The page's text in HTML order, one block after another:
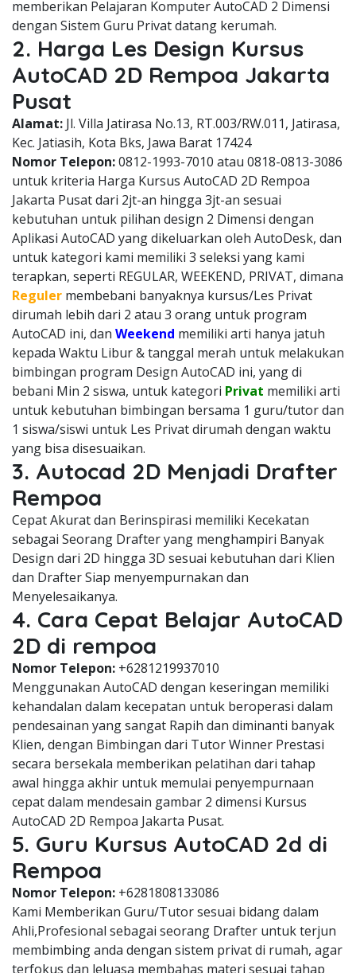
memberikan Pelajaran Komputer AutoCAD 2 Dimensi
dengan Sistem Guru Privat datang kerumah.
2. Harga Les Design Kursus
AutoCAD 2D Rempoa Jakarta
Pusat
Alamat: Jl. Villa Jatirasa No.13, RT.003/RW.011, Jatirasa,
Kec. Jatiasih, Kota Bks, Jawa Barat 17424
Nomor Telepon:0812-1993-7010 atau 0818-0813-3086
untuk kriteria Harga Kursus AutoCAD 2D Rempoa
Jakarta Pusat dari 2jt-an hingga 3jt-an sesuai
kebutuhan untuk pilihan design 2 Dimensi dengan
Aplikasi AutoCAD yang dikeluarkan oleh AutoDesk, dan
untuk kategori kami memiliki 3 seleksi yang kami
terapkan, seperti REGULAR, WEEKEND, PRIVAT, dimana
Reguler membebani banyaknya kursus/Les Privat
dirumah lebih dari 2 atau 3 orang untuk program
AutoCAD ini, dan Weekend memiliki arti hanya jatuh
kepada Waktu Libur & tanggal merah untuk melakukan
bimbingan program Design AutoCAD ini, yang di
bebani Min 2 siswa, untuk kategori Privat memiliki arti
untuk kebutuhan bimbingan bersama 1 guru/tutor dan
1 siswa/siswi untuk Les Privat dirumah dengan waktu
yang bisa disesuaikan.
3. Autocad 2D Menjadi Drafter
Rempoa
Cepat Akurat dan Berinspirasi memiliki Kecekatan
sebagai Seorang Drafter yang menghampiri Banyak
Design dari 2D hingga 3D sesuai kebutuhan dari Klien
dan Drafter Siap menyempurnakan dan
Menyelesaikanya.
4. Cara Cepat Belajar AutoCAD
2D di rempoa
Nomor Telepon: +6281219937010
Menggunakan AutoCAD dengan keseringan memiliki
kehandalan dalam kecepatan untuk beroperasi dalam
pendesainan yang sangat Rapih dan diminanti banyak
Klien, dengan Bimbingan dari Tutor Winner Prestasi
secara bersekala memberikan pelatihan dari tahap
awal hingga akhir untuk memulai penyempurnaan
cepat dalam mendesain gambar 2 dimensi Kursus
AutoCAD 2D Rempoa Jakarta Pusat.
5. Guru Kursus AutoCAD 2d di
Rempoa
Nomor Telepon: +6281808133086
Kami Memberikan Guru/Tutor sesuai bidang dalam
Ahli,Profesional sebagai seorang Drafter untuk terjun
membimbing anda dengan sistem privat di rumah, agar
terfokus dan leluasa membahas materi sesuai tahap